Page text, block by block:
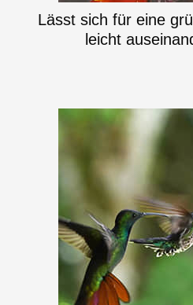
Lässt sich für eine
leicht